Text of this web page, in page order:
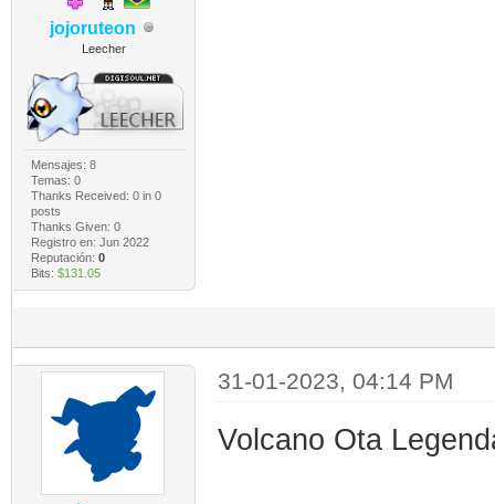
jojoruteon
Leecher
Mensajes: 8
Temas: 0
Thanks Received: 0in 0
posts
Thanks Given: 0
Registro en: Jun 2022
Reputación: 0
Bits: $131.05
31-01-2023, 04:14 PM
Volcano Ota